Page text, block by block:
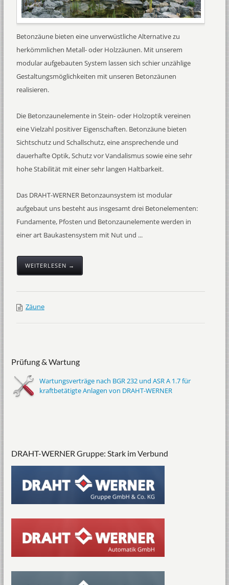
Betonzäune bieten eine unverwüstliche Alternative zu
herkömmlichen Metall- oder Holzzäunen. Mit unserem
modular aufgebauten System lassen sich schier unzählige
Gestaltungsmöglichkeiten mit unseren Betonzäunen
realisieren.
Die Betonzaunelemente in Stein- oder Holzoptik vereinen
eine Vielzahl positiver Eigenschaften. Betonzäune bieten
Sichtschutz und Schallschutz, eine ansprechende und
dauerhafte Optik, Schutz vor Vandalismus sowie eine sehr
hohe Stabilität mit einer sehr langen Haltbarkeit.
Das DRAHT-WERNER Betonzaunsystem ist modular
aufgebaut uns besteht aus insgesamt drei Betonelementen:
Fundamente, Pfosten und Betonzaunelemente werden in
einer art Baukastensystem mit Nut und ...
WEITERLESEN →
Zäune
Prüfung & Wartung
Wartungsverträge nach BGR 232 und ASR A 1.7 für
kraftbetätigte Anlagen von DRAHT-WERNER
DRAHT-WERNER Gruppe: Stark im Verbund